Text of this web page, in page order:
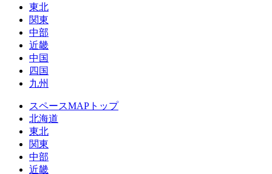
東北
関東
中部
近畿
中国
四国
九州
スペースMAPトップ
北海道
東北
関東
中部
近畿